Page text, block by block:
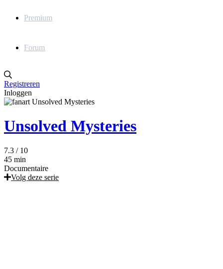
Premium
Forum
Registreren
Inloggen
Unsolved Mysteries
7.3 / 10
45 min
Documentaire
Volg deze serie